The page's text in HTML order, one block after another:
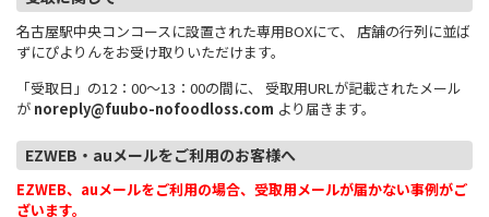
名古屋駅中央コンコースに設置された専用BOXにて、 店舗の行列に並ば
ずにぴよりんをお受け取りいただけます。
「受取日」の12：00～13：00の間に、 受取用URLが記載されたメール
が noreply@fuubo-nofoodloss.com より届きます。
EZWEB・auメールをご利用のお客様へ
EZWEB、auメールをご利用の場合、受取用メールが届かない事例がご
ざいます。